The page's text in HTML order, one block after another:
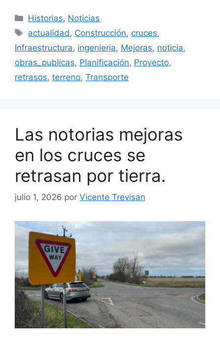
Categorías
Historias, Noticias
Etiquetas
actualidad , Construcción, cruces,
Infraestructura, ingenieria, Mejoras, noticia,
obras_publicas, Planificación, Proyecto,
retrasos, terreno, Transporte
Las notorias mejoras
en los cruces se
retrasan por tierra.
julio 1, 2026 por Vicente Trevisan